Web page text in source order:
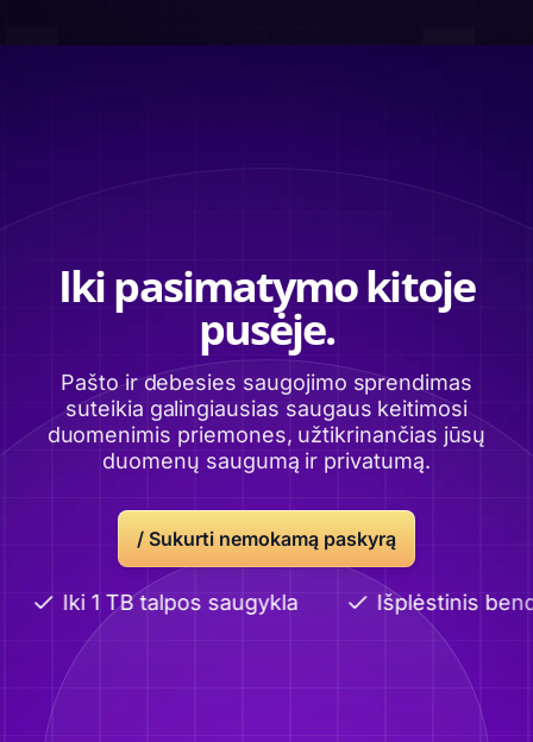
Iki pasimatymo kitoje
pusėje.
Pašto ir debesies saugojimo sprendimas
suteikia galingiausias saugaus keitimosi
duomenimis priemones, užtikrinančias jūsų
duomenų saugumą ir privatumą.
/ Sukurti nemokamą paskyrą
Iki 1 TB talpos saugykla Išplėstinis